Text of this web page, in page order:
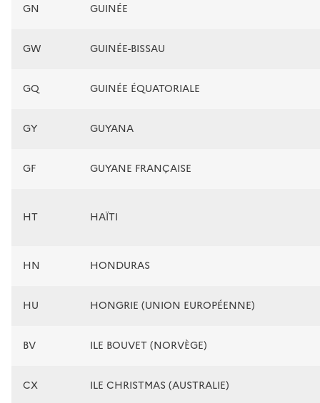
GN GUINÉE
GW GUINÉE-BISSAU
GQ GUINÉE ÉQUATORIALE
GY GUYANA
GF GUYANE FRANÇAISE
HT HAÏTI
HN HONDURAS
HU HONGRIE (UNION EUROPÉENNE)
BV ILE BOUVET (NORVÈGE)
CX ILE CHRISTMAS (AUSTRALIE)